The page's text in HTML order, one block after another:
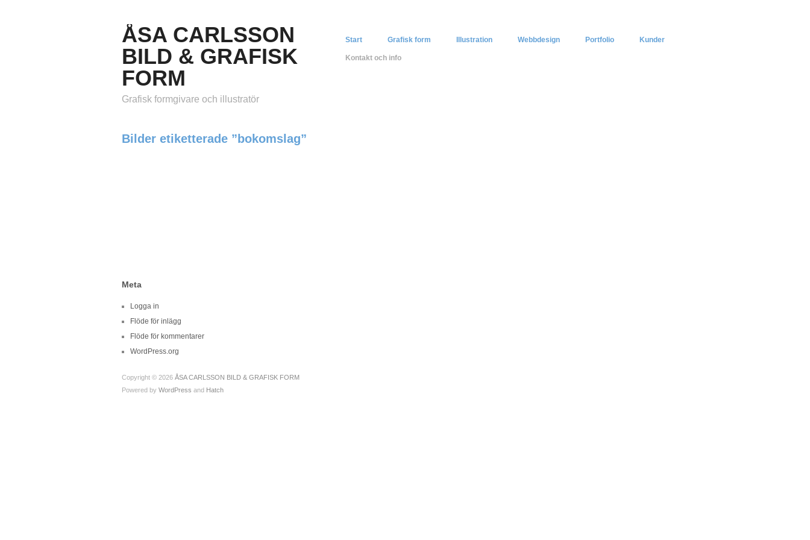
ÅSA CARLSSON
BILD & GRAFISK
FORM
Grafisk formgivare och illustratör
Start Grafisk form Illustration Webbdesign Portfolio Kunder
Kontakt och info
Bilder etiketterade ”bokomslag”
Meta
Logga in
Flöde för inlägg
Flöde för kommentarer
WordPress.org
Copyright © 2026 ÅSA CARLSSON BILD & GRAFISK FORM
Powered by WordPress and Hatch